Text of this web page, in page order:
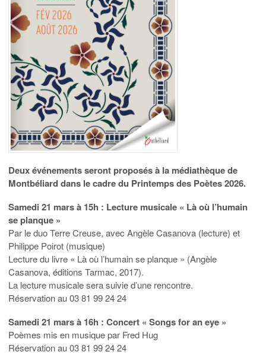
Deux événements seront proposés à la médiathèque de
Montbéliard dans le cadre du Printemps des Poètes 2026.
Samedi 21 mars à 15h : Lecture musicale « Là où l’humain
se planque »
Par le duo Terre Creuse, avec Angèle Casanova (lecture) et
Philippe Poirot (musique)
Lecture du livre « Là où l’humain se planque » (Angèle
Casanova, éditions Tarmac, 2017).
La lecture musicale sera suivie d’une rencontre.
Réservation au 03 81 99 24 24
Samedi 21 mars à 16h : Concert « Songs for an eye »
Poèmes mis en musique par Fred Hug
Réservation au 03 81 99 24 24